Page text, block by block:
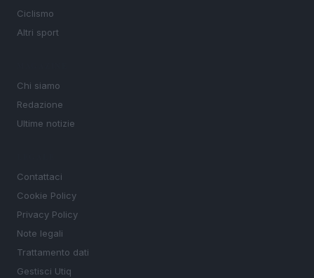
Ciclismo
Altri sport
Chi siamo
Redazione
Ultime notizie
Contattaci
Cookie Policy
Privacy Policy
Note legali
Trattamento dati
Gestisci Utiq